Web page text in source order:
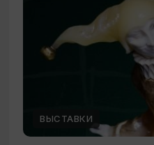
ВЫСТАВКИ